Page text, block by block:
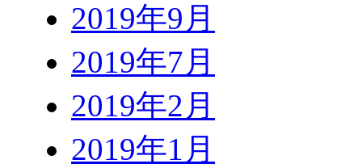
2019年9月
2019年7月
2019年2月
2019年1月